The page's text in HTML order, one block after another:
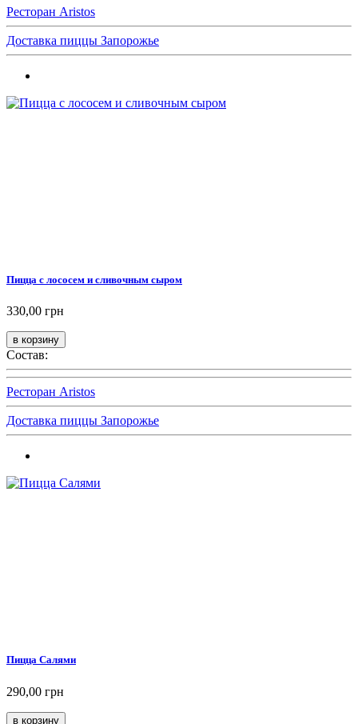
Ресторан Aristos
Доставка пиццы Запорожье
Пицца с лососем и сливочным сыром
330,00 грн
Состав:
Ресторан Aristos
Доставка пиццы Запорожье
Пицца Салями
290,00 грн